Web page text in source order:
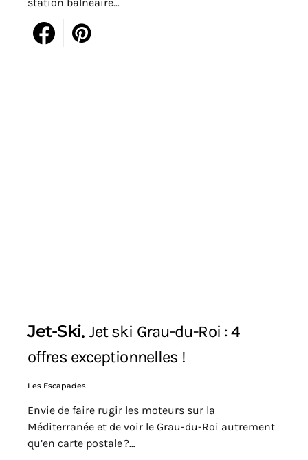
Jet-Ski Jet ski Grau-du-Roi : 4
offres exceptionnelles !
Les Escapades
Envie de faire rugir les moteurs sur la
Méditerranée et de voir le Grau-du-Roi autrement
qu’en carte postale ?…